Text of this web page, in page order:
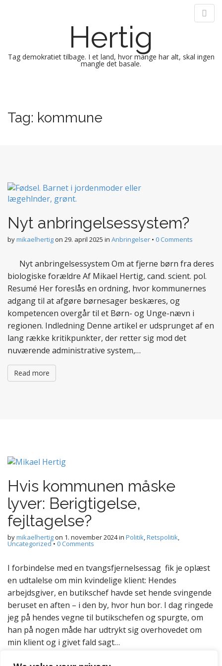
Hertig
Tag demokratiet tilbage. I et land, hvor mange har alt, skal ingen
mangle det basale.
i
n
p
t
e
n
Tag: kommune
Nyt anbringelsessystem?
bymikaelhertigon 29. april 2025 in Anbringelser • 0 Comments
Nyt anbringelsessystem Om at fjerne børn fra deres
biologiske forældre Af Mikael Hertig, cand. scient. pol.
Resumé Her foreslås en ordning, hvor kommunernes
adgang til at afgøre børnesager beskæres, og
kompetencen overgår til et Børn- og Unge-nævn i
regionen. Indledning Denne artikel er udsprunget af en
lang række kritikpunkter, der retter sig mod det
nuværende administrative system,…
Read more
Hvis kommunen måske
lyver: Berigtigelse,
fejltagelse?
bymikaelhertigon 1. november 2024in Politik,Retspolitik,
Uncategorized• 0 Comments
I forbindelse med en tvangsfjernelsessag fik je oplæst
en udtalelse om min kvindelige klient: Hendes
arbejdsgiver, en butikschef havde set hende svingende
beruset en aften – i den by, hvor hun bor. I dag ringede
jeg på hendes vegne til butikschefen og spurgte, om
han på nogen måde har udtrykt sig overhovedet om
min klient og i givet fald sagt…